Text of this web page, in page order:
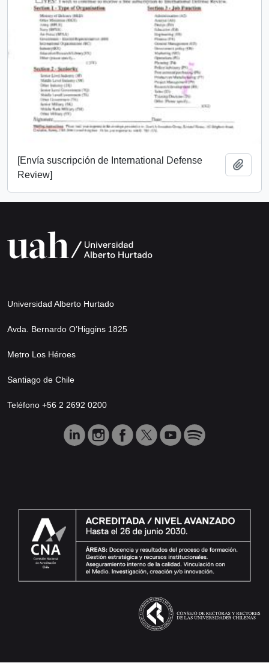
[Envía suscripción de International Defense
Review]
Universidad Alberto Hurtado
Avda. Bernardo O’Higgins 1825
Metro Los Héroes
Santiago de Chile
Teléfono +56 2 2692 0200